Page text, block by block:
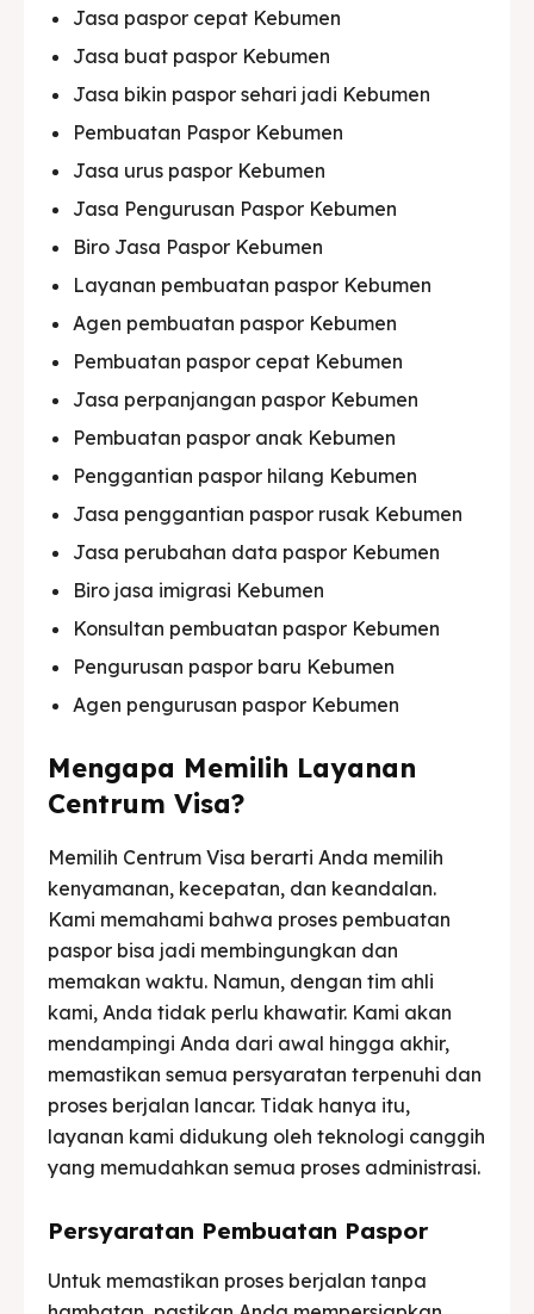
Jasa paspor cepat Kebumen
Jasa buat paspor Kebumen
Jasa bikin paspor sehari jadi Kebumen
Pembuatan Paspor Kebumen
Jasa urus paspor Kebumen
Jasa Pengurusan Paspor Kebumen
Biro Jasa Paspor Kebumen
Layanan pembuatan paspor Kebumen
Agen pembuatan paspor Kebumen
Pembuatan paspor cepat Kebumen
Jasa perpanjangan paspor Kebumen
Pembuatan paspor anak Kebumen
Penggantian paspor hilang Kebumen
Jasa penggantian paspor rusak Kebumen
Jasa perubahan data paspor Kebumen
Biro jasa imigrasi Kebumen
Konsultan pembuatan paspor Kebumen
Pengurusan paspor baru Kebumen
Agen pengurusan paspor Kebumen
Mengapa Memilih Layanan
Centrum Visa?
Memilih Centrum Visa berarti Anda memilih
kenyamanan, kecepatan, dan keandalan.
Kami memahami bahwa proses pembuatan
paspor bisa jadi membingungkan dan
memakan waktu. Namun, dengan tim ahli
kami, Anda tidak perlu khawatir. Kami akan
mendampingi Anda dari awal hingga akhir,
memastikan semua persyaratan terpenuhi dan
proses berjalan lancar. Tidak hanya itu,
layanan kami didukung oleh teknologi canggih
yang memudahkan semua proses administrasi.
Persyaratan Pembuatan Paspor
Untuk memastikan proses berjalan tanpa